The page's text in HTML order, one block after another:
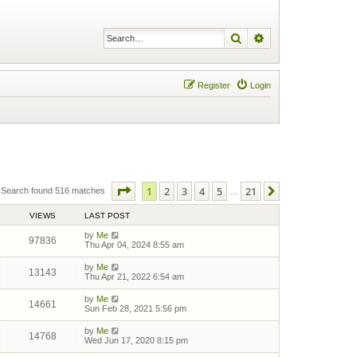
Search
Login
Register
Search found 516 matches Page of 21
1 2 3 4 5 21
VIEWS LAST POST
97836 by Me
Thu Apr 04, 2024 8:55 am
13143 by Me
Thu Apr 21, 2022 6:54 am
14661 by Me
Sun Feb 28, 2021 5:56 pm
14768 by Me
Wed Jun 17, 2020 8:15 pm